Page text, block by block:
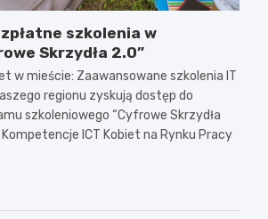
szkolenia w
Skrzydła 2.0”
w mieście: Zaawansowane szkolenia IT
regionu zyskują dostęp do
szkoleniowego “Cyfrowe Skrzydła
ICT Kobiet na Rynku Pracy